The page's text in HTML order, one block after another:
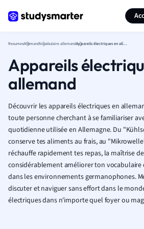
ResumesAllemandVocabulaire allemand Appareils électriques en allemand
Appareils
allemand
Découvrir les appareils électriques en
toute personne cherchant à se familiariser
quotidienne utilisée en Allemagne. Du
conserve tes aliments au frais, au
réchauffe rapidement tes repas, la maîtrise
considérablement améliorer ton vocabulaire
dans les environnements germanophones.
discuter et naviguer sans effort dans le
électriques dans n'importe quel foyer ou